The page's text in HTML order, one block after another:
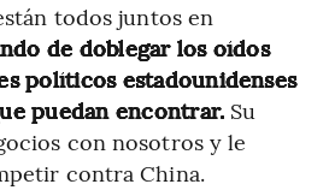
todos juntos en
de doblegar los oídos
políticos estadounidenses
puedan encontrar. Su
con nosotros y le
contra China.